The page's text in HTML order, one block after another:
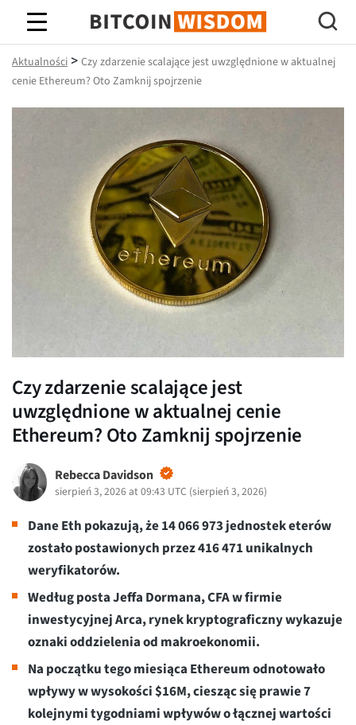
Mądrość Bitcoina
Aktualności > Czy zdarzenie scalające jest uwzględnione w aktualnej
cenie Ethereum? Oto Zamknij spojrzenie
Czy zdarzenie scalające jest
uwzględnione w aktualnej cenie
Ethereum? Oto Zamknij spojrzenie
Rebecca Davidson
sierpień 3, 2026 at 09:43 UTC (sierpień 3, 2026)
Dane Eth pokazują, że 14 066 973 jednostek eterów
zostało postawionych przez 416 471 unikalnych
weryfikatorów.
Według posta Jeffa Dormana, CFA w firmie
inwestycyjnej Arca, rynek kryptograficzny wykazuje
oznaki oddzielenia od makroekonomii.
Na początku tego miesiąca Ethereum odnotowało
wpływy w wysokości $16M, ciesząc się prawie 7
kolejnymi tygodniami wpływów o łącznej wartości